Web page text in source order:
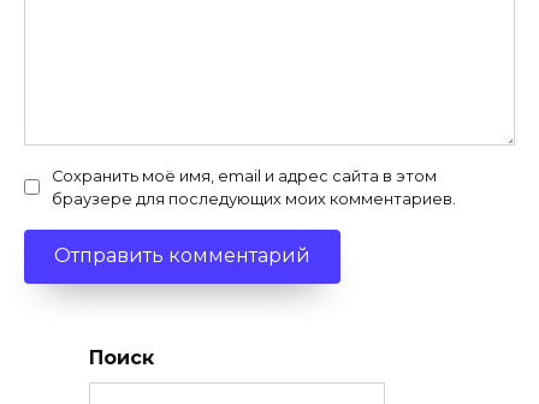
Сохранить моё имя, email и адрес сайта в этом
браузере для последующих моих комментариев.
Поиск